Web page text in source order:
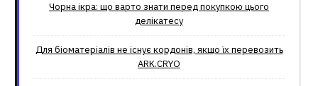
Чорна ікра: що варто знати перед покупкою цього
делікатесу
Для біоматеріалів не існує кордонів, якщо їх перевозить
ARK.CRYO